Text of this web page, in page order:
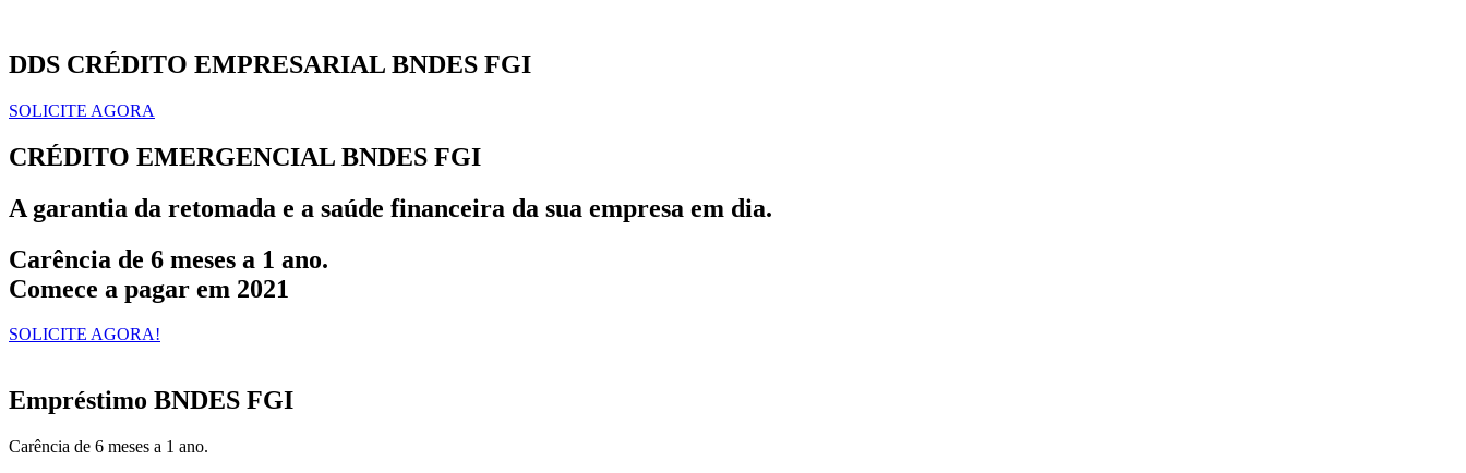
DDS CRÉDITO EMPRESARIAL BNDES FGI
SOLICITE AGORA
CRÉDITO EMERGENCIAL BNDES FGI
A garantia da retomada e a saúde financeira da sua empresa em dia.
Carência de 6 meses a 1 ano.
Comece a pagar em 2021
SOLICITE AGORA!
Empréstimo BNDES FGI
Carência de 6 meses a 1 ano.